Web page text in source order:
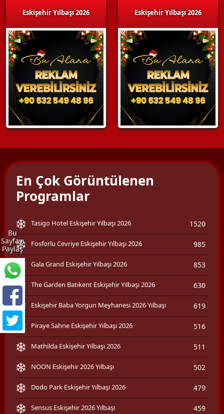
Eskişehir Yılbaşı 2026 Eskişehir Yılbaşı 2026
Bu
Sayfayı
Paylaş
En Çok Görüntülenen
Programlar
Tasigo Hotel Eskişehir Yılbaşı 2026 1520
Fosforlu Cevriye Eskişehir Yılbaşı 2026 985
Gala Grand Eskişehir Yılbaşı 2026 853
The Garden Batıkent Eskişehir Yılbaşı 2026 630
Eskişehir Baba Yorgun Meyhanesi 2026 Yılbaşı 619
Piraye Sahne Eskişehir Yılbaşı 2026 516
Mathilda Eskişehir Yılbaşı 2026 511
NOON Eskişehir 2026 Yılbaşı 502
Dodo Park Eskişehir Yılbaşı 2026 479
Sensus Eskişehir 2026 Yılbaşı 459